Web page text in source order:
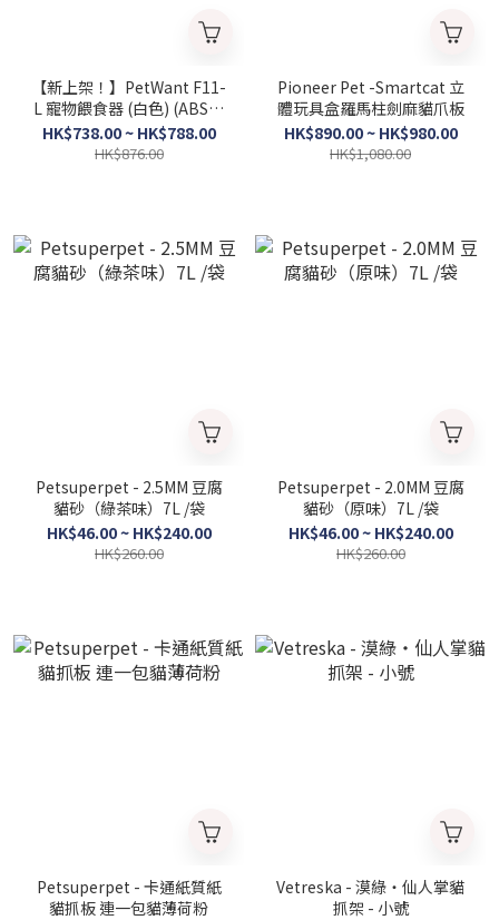
【新上架！】PetWant F11-
L 寵物餵食器 (白色) (ABS樹
脂食物盤/不銹鋼食物盤) [原
裝行貨｜一年保養]
HK$738.00 ~ HK$788.00
HK$876.00
Pioneer Pet -Smartcat 立
體玩具盒羅馬柱劍麻貓爪板
HK$890.00 ~ HK$980.00
HK$1,080.00
Petsuperpet - 2.5MM 豆腐
貓砂（綠茶味）7L /袋
HK$46.00 ~ HK$240.00
HK$260.00
Petsuperpet - 2.0MM 豆腐
貓砂（原味）7L /袋
HK$46.00 ~ HK$240.00
HK$260.00
Petsuperpet - 卡通紙質紙
貓抓板 連一包貓薄荷粉
Vetreska - 漠綠・仙人掌貓
抓架 - 小號